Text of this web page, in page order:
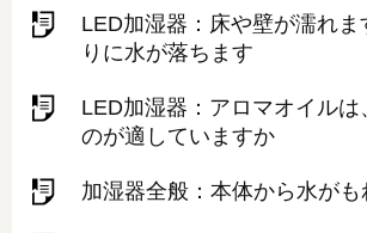
LED加湿器：床や壁が濡れま
りに水が落ちます
LED加湿器：アロマオイルは
のが適していますか
加湿器全般：本体から水がも